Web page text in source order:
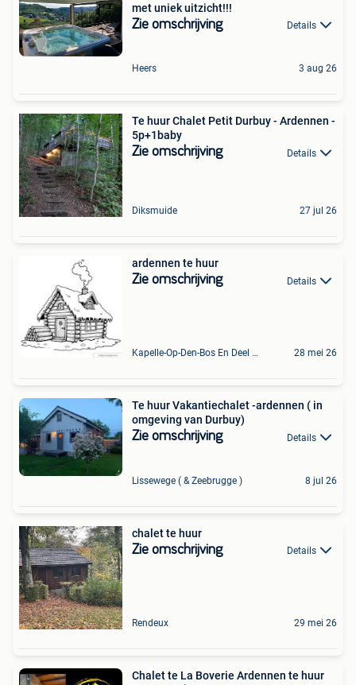
met uniek uitzicht!!!
Zie omschrijving Details
Heers 3 aug 26
Te huur Chalet Petit Durbuy - Ardennen -
5p+1baby
Zie omschrijving Details
Diksmuide 27 jul 26
ardennen te huur
Zie omschrijving Details
Kapelle-Op-Den-Bos En Deel Van Zemst 28 mei 26
Te huur Vakantiechalet -ardennen ( in
omgeving van Durbuy)
Zie omschrijving Details
Lissewege ( & Zeebrugge ) 8 jul 26
chalet te huur
Zie omschrijving Details
Rendeux 29 mei 26
Chalet te La Boverie Ardennen te huur